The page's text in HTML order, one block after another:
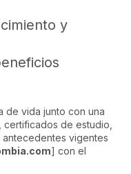
y
de vida junto con una
de estudio,
vigentes
] con el